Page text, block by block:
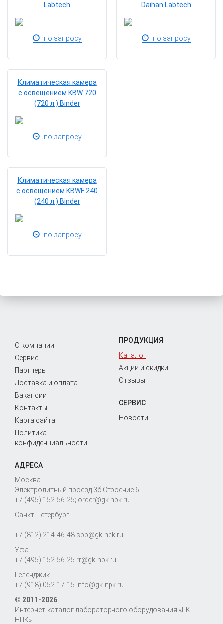
Labtech
по запросу
Daihan Labtech
по запросу
Климатическая камера
с освещением KBW 720
(720 л.) Binder
по запросу
Климатическая камера
с освещением KBWF 240
(240 л.) Binder
по запросу
О компании
Сервис
Партнеры
Доставка и оплата
Вакансии
Контакты
Карта сайта
Политика
конфиденциальности
ПРОДУКЦИЯ
Каталог
Акции и скидки
Отзывы
СЕРВИС
Новости
АДРЕСА
Москва
Электролитный проезд 3б Строение 6
+7 (495) 152-56-25; order@gk-npk.ru
Санкт-Петербург
+7 (812) 214-46-48 spb@gk-npk.ru
Уфа
+7 (495) 152-56-25 rr@gk-npk.ru
Геленджик
+7 (918) 052-17-15 info@gk-npk.ru
© 2011-2026
Интернет-каталог лабораторного оборудования «ГК
НПК»